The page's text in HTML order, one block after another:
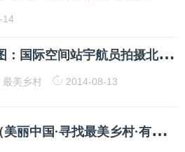
14
组
图：国际空间站宇航员拍摄北京迪拜等地壮观夜景
最美乡村 2014-08-13
耕
读传家 风雅青城（美丽中国·寻找最美乡村·有生命的古民居）